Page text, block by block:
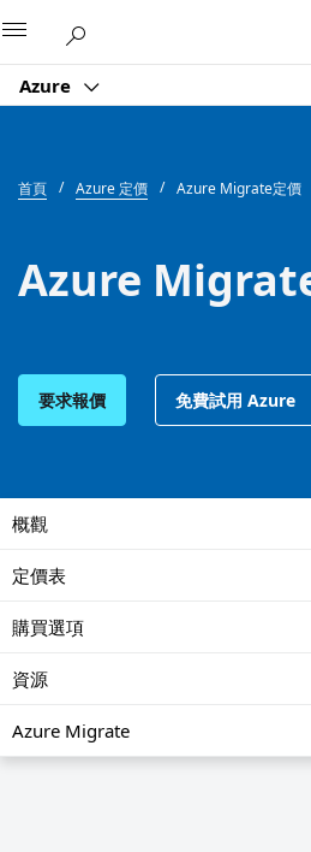
Azure
首頁 Azure 定價 Azure Migrate定價
Azure
要求報價 免費試用 Azure
概觀
定價表
購買選項
資源
Azure Migrate